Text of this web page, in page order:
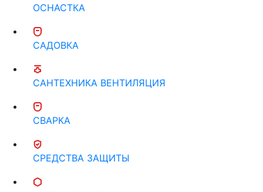
ОСНАСТКА
САДОВКА
САНТЕХНИКА ВЕНТИЛЯЦИЯ
СВАРКА
СРЕДСТВА ЗАЩИТЫ